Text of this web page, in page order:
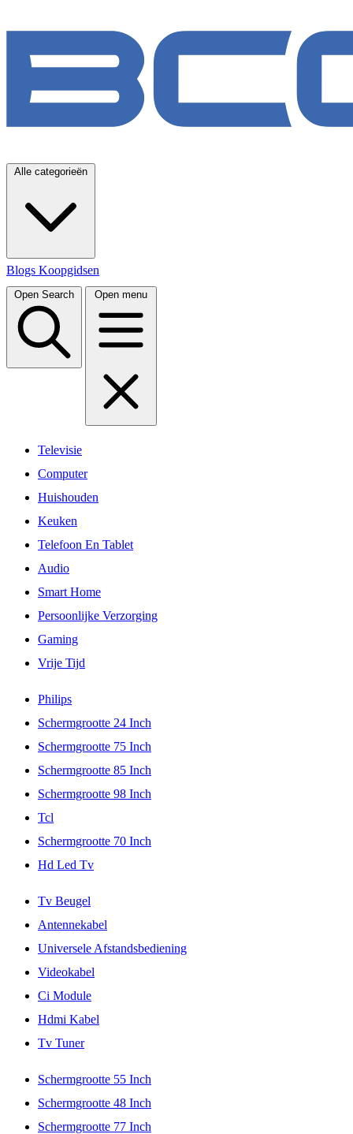
Alle categorieën
Blogs Koopgidsen
Open Search Open menu
Televisie
Computer
Huishouden
Keuken
Telefoon En Tablet
Audio
Smart Home
Persoonlijke Verzorging
Gaming
Vrije Tijd
Philips
Schermgrootte 24 Inch
Schermgrootte 75 Inch
Schermgrootte 85 Inch
Schermgrootte 98 Inch
Tcl
Schermgrootte 70 Inch
Hd Led Tv
Tv Beugel
Antennekabel
Universele Afstandsbediening
Videokabel
Ci Module
Hdmi Kabel
Tv Tuner
Schermgrootte 55 Inch
Schermgrootte 48 Inch
Schermgrootte 77 Inch